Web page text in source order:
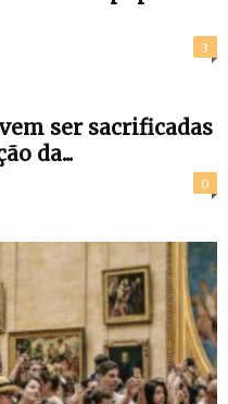
3
ser sacrificadas
da...
0